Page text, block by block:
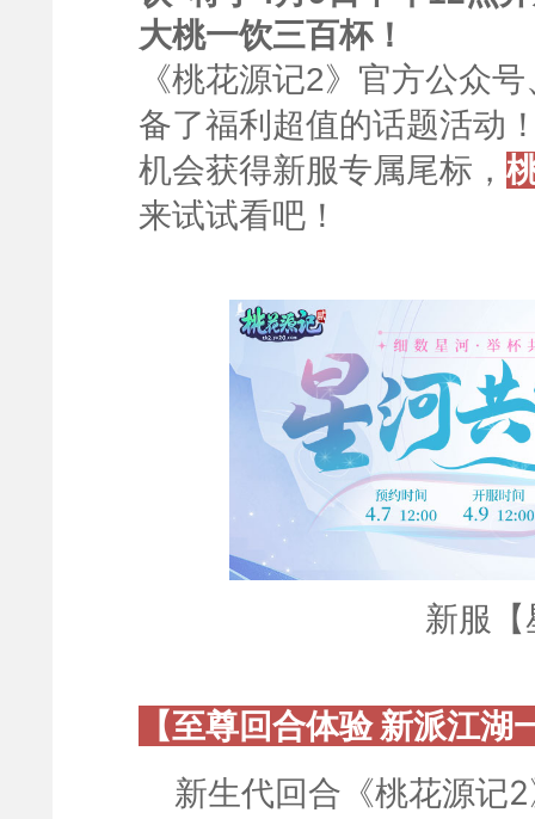
大桃一饮三百杯！
《桃花源记2》官方公众
备了福利 超值的话题活动
机会获得新服专属尾标，
来试试看吧！
新服
【至尊回合体验 新派江湖
新生代回合《桃花源记